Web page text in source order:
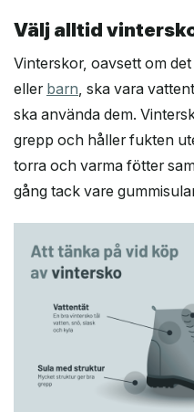
Välj alltid
Vinterskor, oavsett om
eller barn, ska vara
ska använda dem.
grepp och håller fukten
torra och varma fötter
gång tack vare